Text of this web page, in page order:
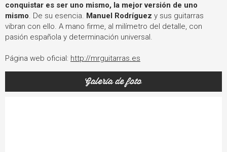
conquistar es ser uno mismo, la mejor versión de uno
mismo. De su esencia. Manuel Rodríguez y sus guitarras
vibran con ello. A mano firme, al milímetro del detalle, con
pasión española y determinación universal.
Página web oficial: http://mrguitarras.es
Galería de foto